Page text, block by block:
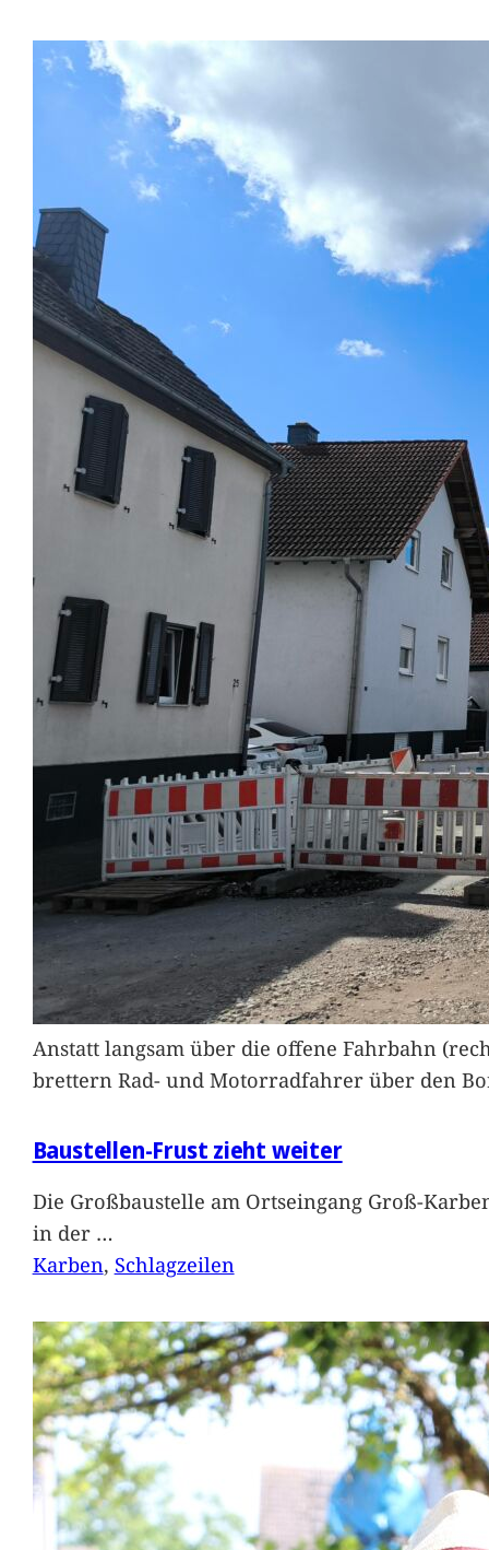
Anstatt langsam über die offene Fahrbahn
brettern Rad- und Motorradfahrer über den
Baustellen-Frust zieht weiter
Die Großbaustelle am Ortseingang Groß-
in der …
Karben, Schlagzeilen